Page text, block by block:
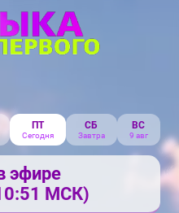
ПТ
Сегодня
СБ
Завтра
ВС
9 авг
эфире
МСК)